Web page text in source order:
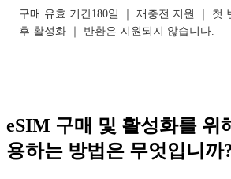
구매 유효 기간180일 ｜ 재충전 지원 ｜ 첫
후 활성화 ｜ 반환은 지원되지 않습니다.
eSIM 구매 및 활성화를 위
용하는 방법은 무엇입니까